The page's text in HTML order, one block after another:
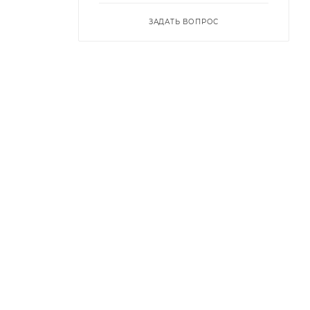
ЗАДАТЬ ВОПРОС